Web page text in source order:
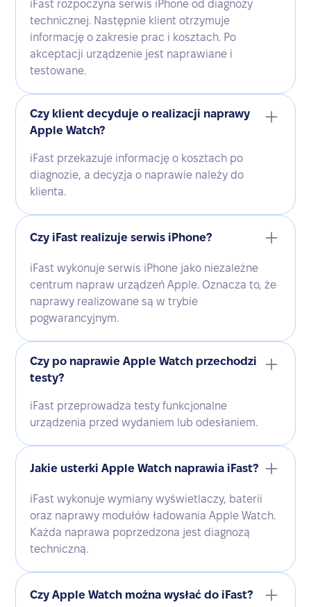
iFast rozpoczyna serwis iPhone od diagnozy
technicznej. Następnie klient otrzymuje
informację o zakresie prac i kosztach. Po
akceptacji urządzenie jest naprawiane i
testowane.
Czy klient decyduje o realizacji naprawy
Apple Watch?
iFast przekazuje informację o kosztach po
diagnozie, a decyzja o naprawie należy do
klienta.
Czy iFast realizuje serwis iPhone?
iFast wykonuje serwis iPhone jako niezależne
centrum napraw urządzeń Apple. Oznacza to, że
naprawy realizowane są w trybie
pogwarancyjnym.
Czy po naprawie Apple Watch przechodzi
testy?
iFast przeprowadza testy funkcjonalne
urządzenia przed wydaniem lub odesłaniem.
Jakie usterki Apple Watch naprawia iFast?
iFast wykonuje wymiany wyświetlaczy, baterii
oraz naprawy modułów ładowania Apple Watch.
Każda naprawa poprzedzona jest diagnozą
techniczną.
Czy Apple Watch można wysłać do iFast?